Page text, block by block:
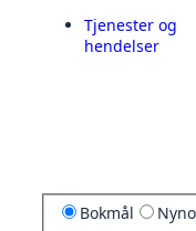
Tjenester og
hendelser
Bokmål